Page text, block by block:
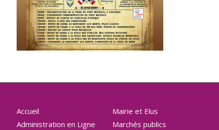
Accueil
Administration en Ligne
Mairie et Elus
Marchés publics